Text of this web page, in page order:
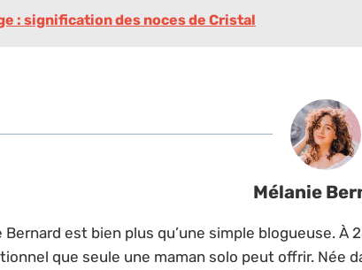
: signification des noces de Cristal
Mélanie
Bernard est bien plus qu’une simple blogueuse. À
que seule une maman solo peut offrir. Née